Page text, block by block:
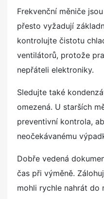
Frekvenční měniče
přesto vyžadují
kontrolujte čistotu
ventilátorů, protože
nepřáteli elektroniky.
Sledujte také
omezená. U starších
preventivní kontrola,
neočekávanému
Dobře vedená
čas při výměně.
mohli rychle nahrát do